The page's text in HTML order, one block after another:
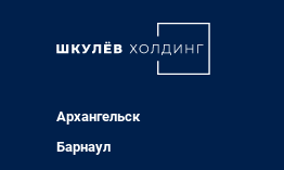
Архангельск
Барнаул